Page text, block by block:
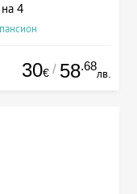
4
30€ / 58.68
лв.